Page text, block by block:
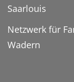
Saarlouis
Netzwerk für
Wadern